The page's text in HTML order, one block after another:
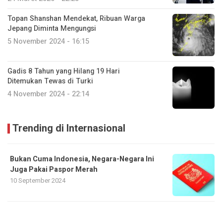
Topan Shanshan Mendekat, Ribuan Warga
Jepang Diminta Mengungsi
5 November 2024 - 16:15
Gadis 8 Tahun yang Hilang 19 Hari
Ditemukan Tewas di Turki
4 November 2024 - 22:14
Trending di Internasional
Bukan Cuma Indonesia, Negara-Negara Ini
Juga Pakai Paspor Merah
10 September 2024